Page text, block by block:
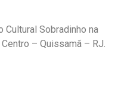
Sobradinho na
– Quissamã – RJ.